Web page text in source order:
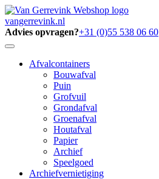
vangerrevink.nl
Advies opvragen?+31 (0)55 538 06 60
Afvalcontainers
Bouwafval
Puin
Grofvuil
Grondafval
Groenafval
Houtafval
Papier
Archief
Speelgoed
Archiefvernietiging